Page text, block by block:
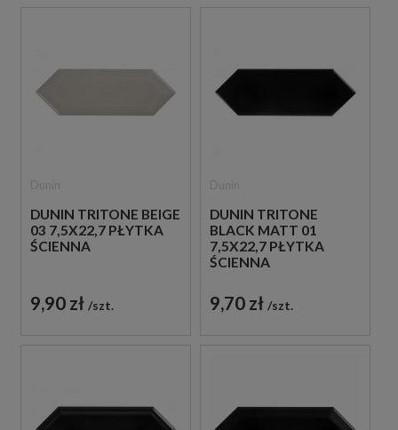
DUNIN TRITONE BEIGE
03 7,5X22,7 PŁYTKA
ŚCIENNA
9,90 zł szt.
DUNIN TRITONE
BLACK MATT 01
7,5X22,7 PŁYTKA
ŚCIENNA
9,70 zł szt.